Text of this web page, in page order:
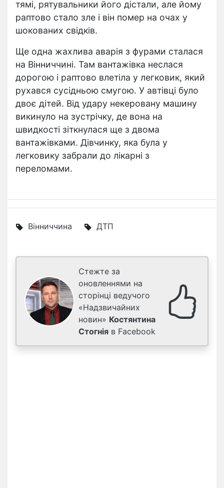
тямі, рятувальники його дістали, але йому
раптово стало зле і він помер на очах у
шокованих свідків.
Ще одна жахлива аварія з фурами сталася
на Вінниччині. Там вантажівка неслася
дорогою і раптово влетіла у легковик, який
рухався сусідньою смугою. У автівці було
двоє дітей. Від удару некеровану машину
викинуло на зустрічку, де вона на
швидкості зіткнулася ще з двома
вантажівками. Дівчинку, яка була у
легковику забрали до лікарні з
переломами.
Вінниччина ДТП
Стежте за
оновленнями на
сторінці ведучого
«Надзвичайних
новин» Костянтина
Стогнія в Facebook